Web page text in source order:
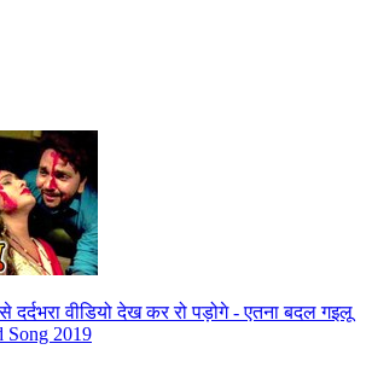
वीडियो देख कर रो पड़ोगे - एतना बदल गइलू
Song 2019